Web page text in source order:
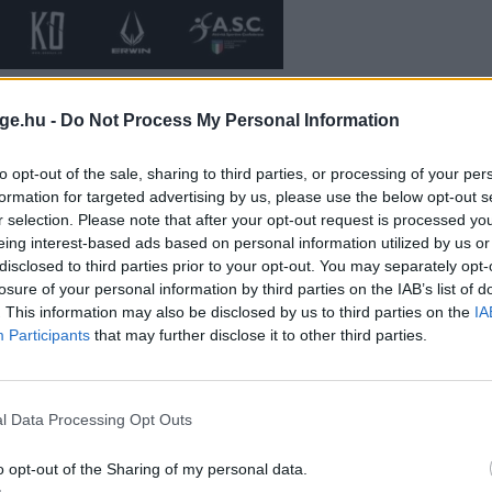
- Do Not Process My Personal Information
opt-out of the sale, sharing to third parties, or processing of your
for targeted advertising by us, please use the below opt-out
selection. Please note that after your opt-out request is processed
interest-based ads based on personal information utilized by us
to third parties prior to your opt-out. You may separately
of your personal information by third parties on the IAB’s list of
This information may also be disclosed by us to third parties on the
Participants that may further disclose it to other third parties.
Data Processing Opt Outs
opt-out of the Sharing of my personal data.
hogy irtó nehéz dolga lesz Beának, de bízik
vették ezúttal is.
aktuális gáláján száll harcba, ők szintén
a 77 kilogrammos kategóriában, míg,